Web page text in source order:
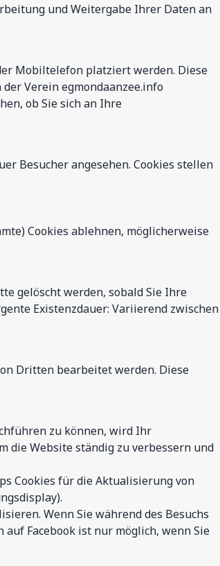
und Weitergabe Ihrer Daten an
Mobiltelefon platziert werden. Diese
Verein egmondaanzee.info
ob Sie sich an Ihre
Besucher angesehen. Cookies stellen
Cookies ablehnen, möglicherweise
gelöscht werden, sobald Sie Ihre
Existenzdauer: Variierend zwischen
Dritten bearbeitet werden. Diese
zu können, wird Ihr
die Website ständig zu verbessern und
Cookies für die Aktualisierung von
Wenn Sie während des Besuchs
Facebook ist nur möglich, wenn Sie